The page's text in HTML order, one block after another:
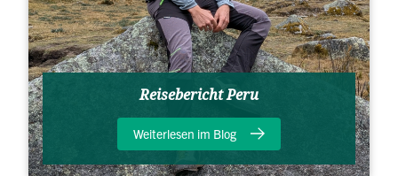
Reisebericht Peru
Weiterlesen im Blog